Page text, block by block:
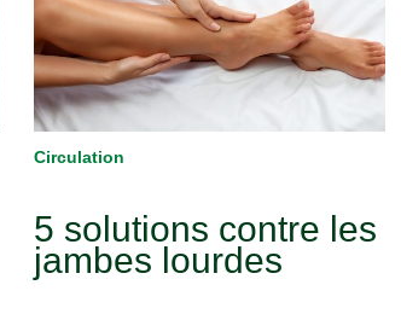
Circulation
5 solutions contre les
jambes lourdes